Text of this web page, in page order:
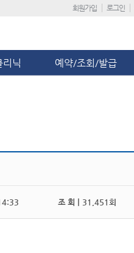
회원가입 로그인
닉 예약/조회/발급
조 회 | 31,451회